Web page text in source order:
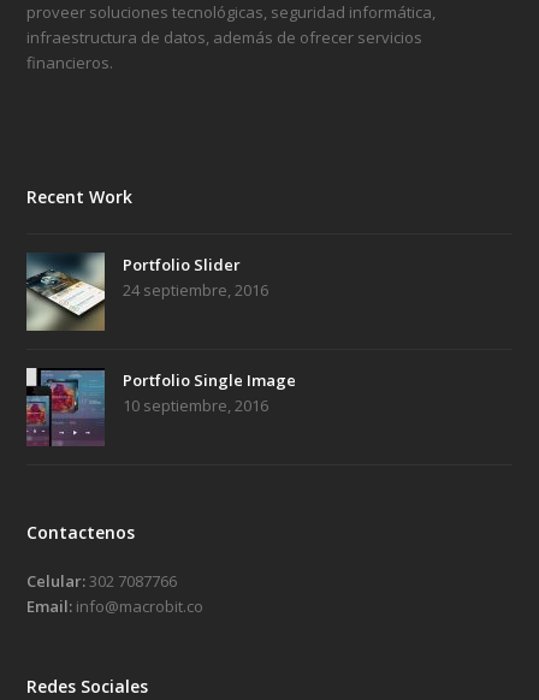
proveer soluciones tecnológicas, seguridad informática,
infraestructura de datos, además de ofrecer servicios
financieros.
Recent Work
Portfolio Slider
24 septiembre, 2016
Portfolio Single Image
10 septiembre, 2016
Contactenos
Celular:302 7087766
Email: info@macrobit.co
Redes Sociales